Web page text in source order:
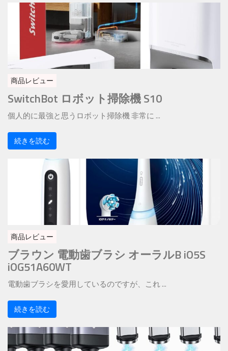
商品レビュー
SwitchBot ロボット掃除機 S10
個人的に最強と思うロボット掃除機 非常に ...
続きを読む
商品レビュー
ブラウン 電動歯ブラシ オーラルB iO5S
iOG51A60WT
電動歯ブラシを愛用しているのですが、これ ...
続きを読む